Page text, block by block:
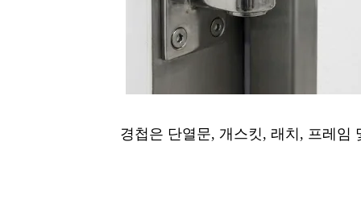
경첩은 단열문, 개스킷, 래치, 프레임